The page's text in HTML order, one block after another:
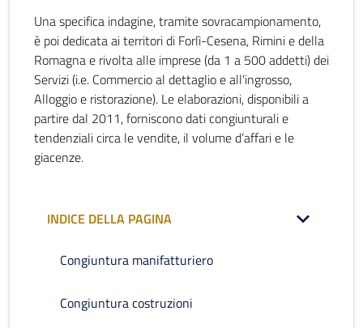
Una specifica indagine, tramite sovracampionamento,
è poi dedicata ai territori di Forlì-Cesena, Rimini e della
Romagna e rivolta alle imprese (da 1 a 500 addetti) dei
Servizi (i.e. Commercio al dettaglio e all’ingrosso,
Alloggio e ristorazione). Le elaborazioni, disponibili a
partire dal 2011, forniscono dati congiunturali e
tendenziali circa le vendite, il volume d’affari e le
giacenze.
INDICE DELLA PAGINA
Congiuntura manifatturiero
Congiuntura costruzioni